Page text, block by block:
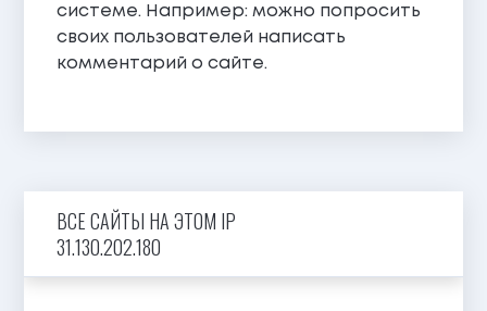
системе. Например: можно попросить
своих пользователей написать
комментарий о сайте.
ВСЕ САЙТЫ НА ЭТОМ IP
31.130.202.180